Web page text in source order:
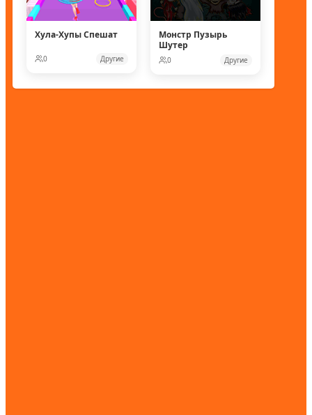
Хула-Хупы Спешат
0 Другие
Монстр Пузырь
Шутер
0 Другие